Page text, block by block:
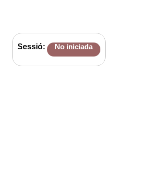
Sessió: No iniciada